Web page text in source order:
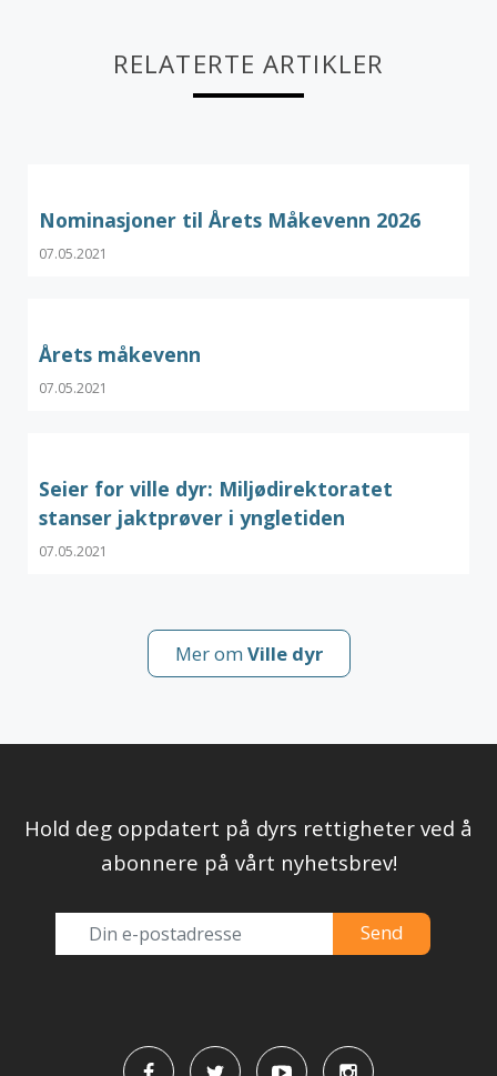
RELATERTE ARTIKLER
Nominasjoner til Årets Måkevenn 2026
07.05.2021
Årets måkevenn
07.05.2021
Seier for ville dyr: Miljødirektoratet
stanser jaktprøver i yngletiden
07.05.2021
Mer om Ville dyr
Hold deg oppdatert på dyrs rettigheter ved å
abonnere på vårt nyhetsbrev!